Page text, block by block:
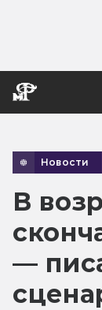
Новости
В
—